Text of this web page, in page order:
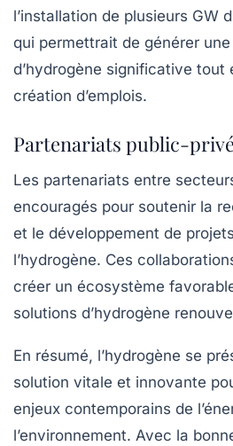
l’installation de plusieurs GW
qui permettrait de générer
d’hydrogène significative tout
création d’emplois.
Partenariats public-privé
Les partenariats entre
encouragés pour soutenir la
et le développement de
l’hydrogène. Ces
créer un écosystème
solutions d’hydrogène
En résumé, l’hydrogène se
solution vitale et innovante
enjeux contemporains de
l’environnement. Avec la